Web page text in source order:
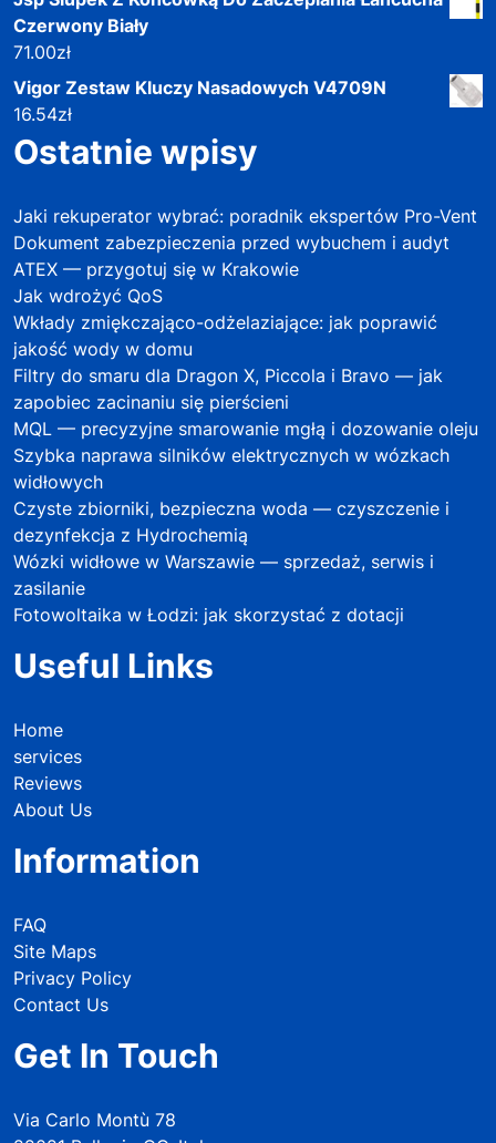
Czerwony Biały
71.00zł
Vigor Zestaw Kluczy Nasadowych V4709N
16.54zł
Ostatnie wpisy
Jaki rekuperator wybrać: poradnik ekspertów Pro-Vent
Dokument zabezpieczenia przed wybuchem i audyt
ATEX — przygotuj się w Krakowie
Jak wdrożyć QoS
Wkłady zmiękczająco-odżelaziające: jak poprawić
jakość wody w domu
Filtry do smaru dla Dragon X, Piccola i Bravo — jak
zapobiec zacinaniu się pierścieni
MQL — precyzyjne smarowanie mgłą i dozowanie oleju
Szybka naprawa silników elektrycznych w wózkach
widłowych
Czyste zbiorniki, bezpieczna woda — czyszczenie i
dezynfekcja z Hydrochemią
Wózki widłowe w Warszawie — sprzedaż, serwis i
zasilanie
Fotowoltaika w Łodzi: jak skorzystać z dotacji
Useful Links
Home
services
Reviews
About Us
Information
FAQ
Site Maps
Privacy Policy
Contact Us
Get In Touch
Via Carlo Montù 78